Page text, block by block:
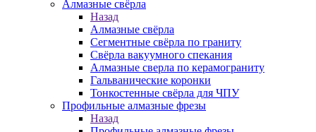
Алмазные свёрла
Назад
Алмазные свёрла
Сегментные свёрла по граниту
Свёрла вакуумного спекания
Алмазные сверла по керамограниту
Гальванические коронки
Тонкостенные свёрла для ЧПУ
Профильные алмазные фрезы
Назад